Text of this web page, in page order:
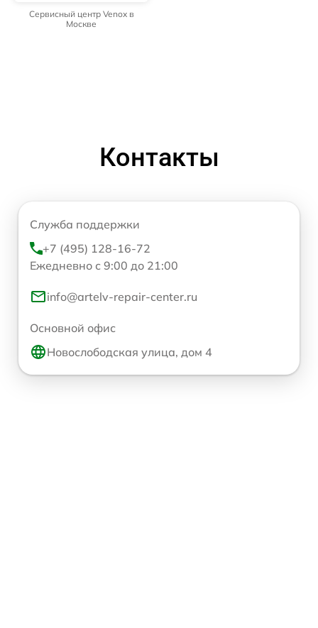
Сервисный центр Venox в
Москве
Контакты
Служба поддержки
+7 (495) 128-16-72
Ежедневно с 9:00 до 21:00
info@artelv-repair-center.ru
Основной офис
Новослободская улица, дом 4